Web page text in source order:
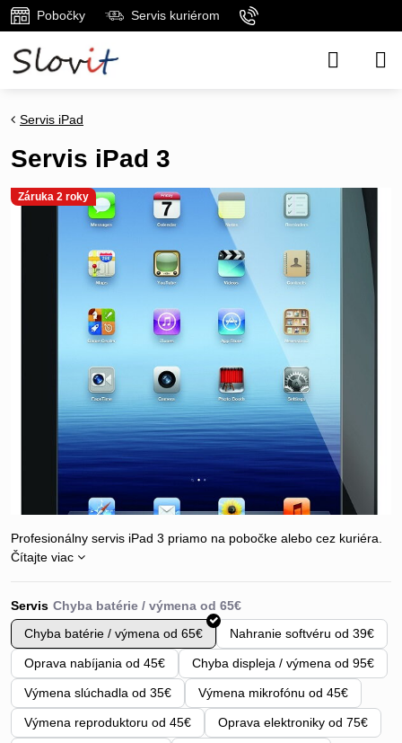
Pobočky Servis kuriérom
Záruka 2 roky
Servis iPad
Servis iPad 3
Profesionálny servis iPad 3 priamo na pobočke alebo cez kuriéra.
Čítajte viac
Servis
Chyba batérie / výmena od 65€
Nahranie softvéru od 39€
Oprava nabíjania od 45€ Chyba displeja / výmena od 95€
Výmena slúchadla od 35€ Výmena mikrofónu od 45€
Výmena reproduktoru od 45€ Oprava elektroniky od 75€